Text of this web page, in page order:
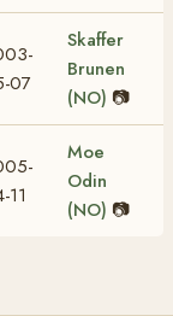
07
Skaffer
Brunen
(NO) 📷
11
Moe
Odin
(NO) 📷